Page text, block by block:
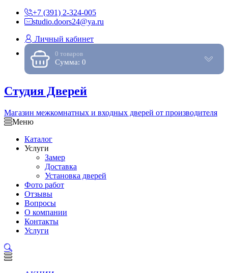
+7 (391) 2-324-005
studio.doors24@ya.ru
Личный кабинет
0 товаров
Сумма: 0
Студия Дверей
Магазин межкомнатных и входных дверей от производителя
Меню
Каталог
Услуги
Замер
Доставка
Установка дверей
Фото работ
Отзывы
Вопросы
О компании
Контакты
Услуги